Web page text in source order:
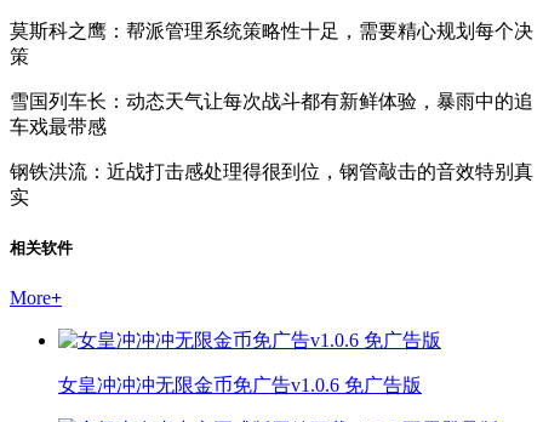
莫斯科之鹰：帮派管理系统策略性十足，需要精心规划每个决
策
雪国列车长：动态天气让每次战斗都有新鲜体验，暴雨中的追
车戏最带感
钢铁洪流：近战打击感处理得很到位，钢管敲击的音效特别真
实
相关软件
More+
女皇冲冲冲无限金币免广告v1.0.6 免广告版